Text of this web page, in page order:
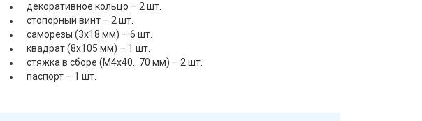
декоративное кольцо – 2 шт.
стопорный винт – 2 шт.
саморезы (3х18 мм) – 6 шт.
квадрат (8х105 мм) – 1 шт.
стяжка в сборе (M4х40...70 мм) – 2 шт.
паспорт – 1 шт.